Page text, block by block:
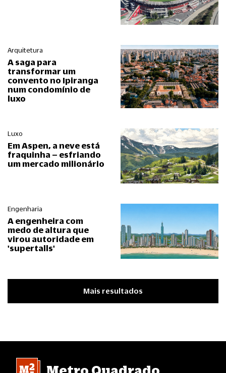
Arquitetura
A saga para
transformar um
convento no Ipiranga
num condomínio de
luxo
Luxo
Em Aspen, a neve está
fraquinha – esfriando
um mercado milionário
Engenharia
A engenheira com
medo de altura que
virou autoridade em
'supertalls'
Mais resultados